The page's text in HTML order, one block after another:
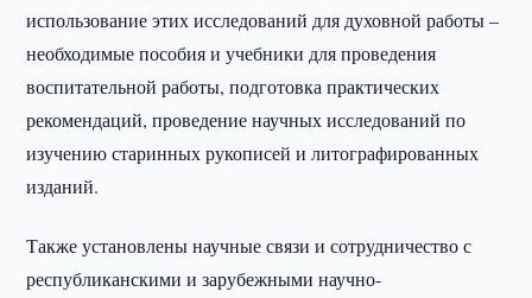
использование этих исследований для духовной работы –
необходимые пособия и учебники для проведения
воспитательной работы, подготовка практических
рекомендаций, проведение научных исследований по
изучению старинных рукописей и литографированных
изданий.
Также установлены научные связи и сотрудничество с
республиканскими и зарубежными научно-